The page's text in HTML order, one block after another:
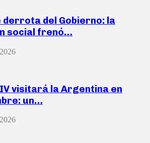
derrota del Gobierno: la
social frenó…
visitará la Argentina en
un…